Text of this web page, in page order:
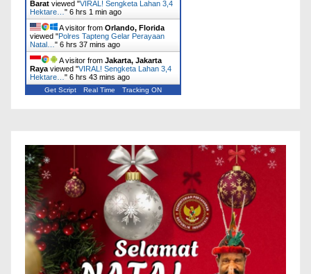
Barat viewed "VIRAL! Sengketa Lahan 3,4
Hektare… " 6 hrs 1 min ago
A visitor from Orlando, Florida
viewed "Polres Tapteng Gelar Perayaan
Natal… " 6 hrs 37 mins ago
A visitor from Jakarta, Jakarta
Raya viewed "VIRAL! Sengketa Lahan 3,4
Hektare… " 6 hrs 43 mins ago
Get Script Real Time Tracking ON